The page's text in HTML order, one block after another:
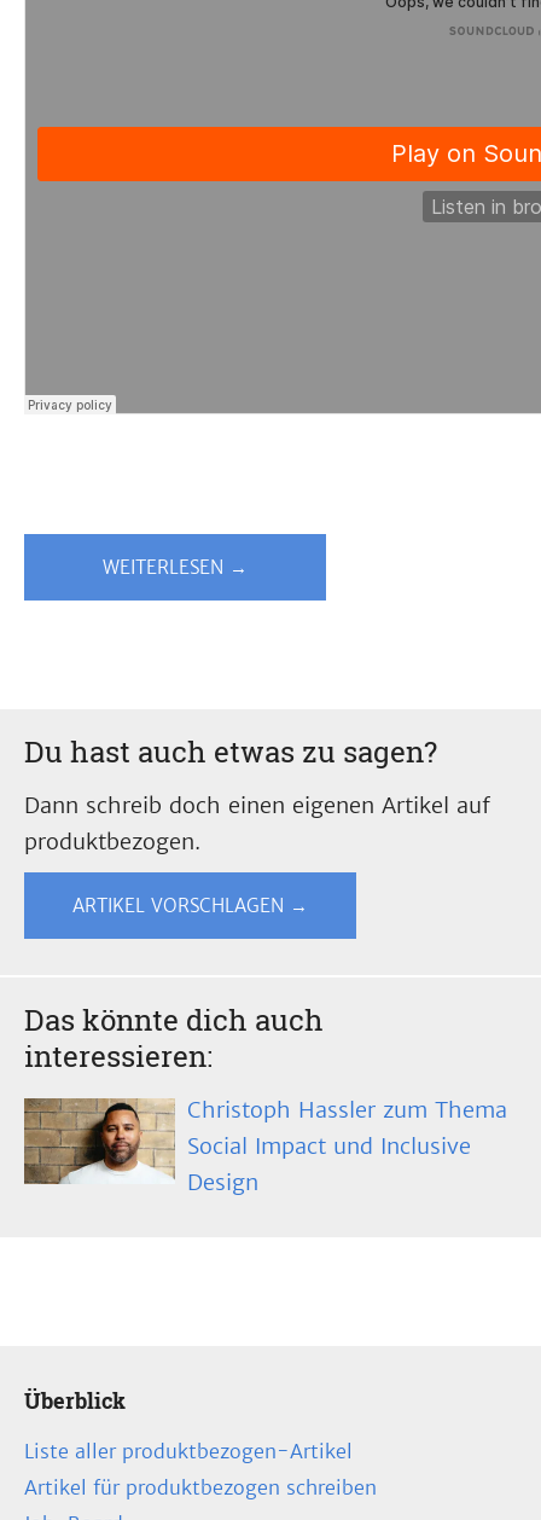
WEITERLESEN →
Du hast auch etwas zu sagen?
Dann schreib doch einen eigenen Artikel auf
produktbezogen.
ARTIKEL VORSCHLAGEN →
Das könnte dich auch
interessieren:
Christoph Hassler zum Thema
Social Impact und Inclusive
Design
Überblick
Liste aller produktbezogen-Artikel
Artikel für produktbezogen schreiben